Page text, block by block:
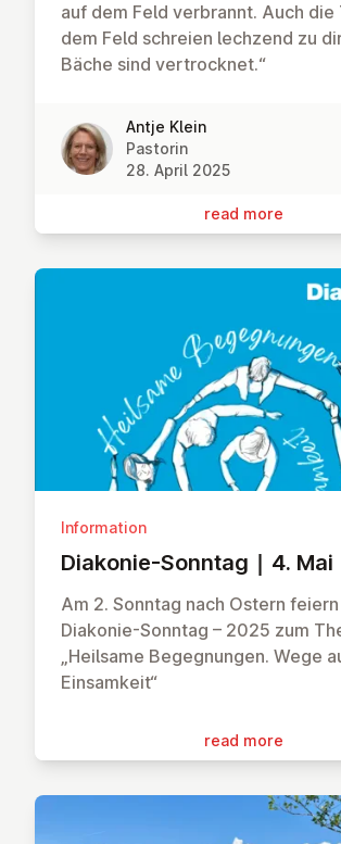
auf dem Feld verbrannt. Auch die
dem Feld schreien lechzend zu
Bäche sind vertrocknet.“
Antje Klein
Pastorin
28. April 2025
read more
Information
Diakonie-Sonntag | 4. Mai
Am 2. Sonntag nach Ostern
Diakonie-Sonntag – 2025 zum
„Heilsame Begegnungen. Wege
Einsamkeit“
read more